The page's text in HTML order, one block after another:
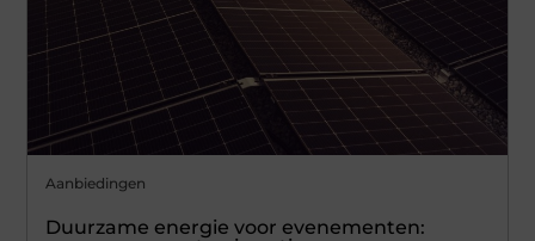
Aanbiedingen
Duurzame energie voor evenementen: